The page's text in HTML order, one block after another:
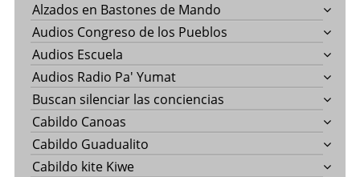
Alzados en Bastones de Mando
Audios Congreso de los Pueblos
Audios Escuela
Audios Radio Pa' Yumat
Buscan silenciar las conciencias
Cabildo Canoas
Cabildo Guadualito
Cabildo kite Kiwe